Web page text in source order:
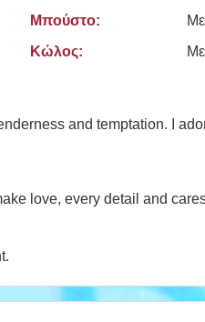
Μπούστο:
Κώλος:
and temptation. I
love, every detail and